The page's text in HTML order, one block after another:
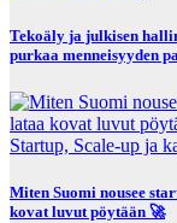
Tekoäly ja julkisen
purkaa menneisyyden
Startup, Scale-up ja
Miten Suomi nousee
kovat luvut pöytään 🚀